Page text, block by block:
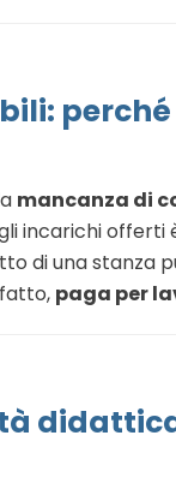
mancanza di
incarichi offerti
di una stanza
paga per